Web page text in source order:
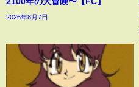
2026年8月7日